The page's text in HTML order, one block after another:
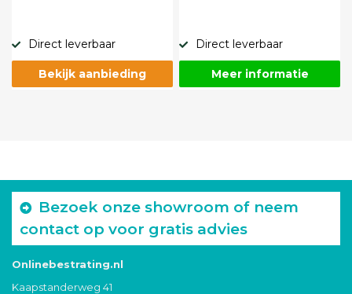
Direct leverbaar
Bekijk aanbieding
Direct leverbaar
Meer informatie
Bezoek onze showroom of neem
contact op voor gratis advies
Onlinebestrating.nl
Kaapstanderweg 41